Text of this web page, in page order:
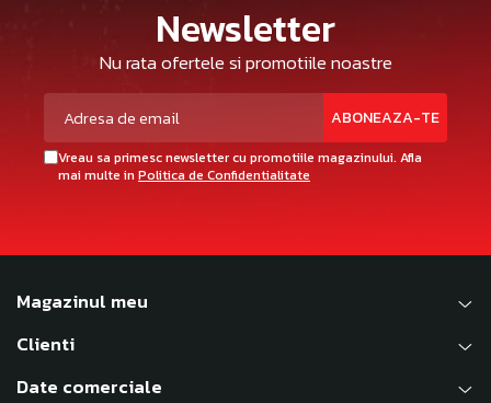
Newsletter
Nu rata ofertele si promotiile noastre
Vreau sa primesc newsletter cu promotiile magazinului. Afla
mai multe in Politica de Confidentialitate
Magazinul meu
Clienti
Date comerciale